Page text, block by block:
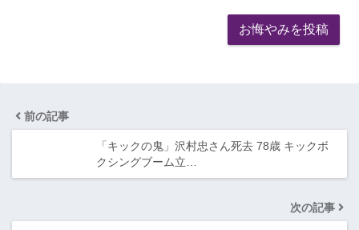
前の記事
「キックの鬼」沢村忠さん死去 78歳 キックボ
クシングブーム立…
次の記事